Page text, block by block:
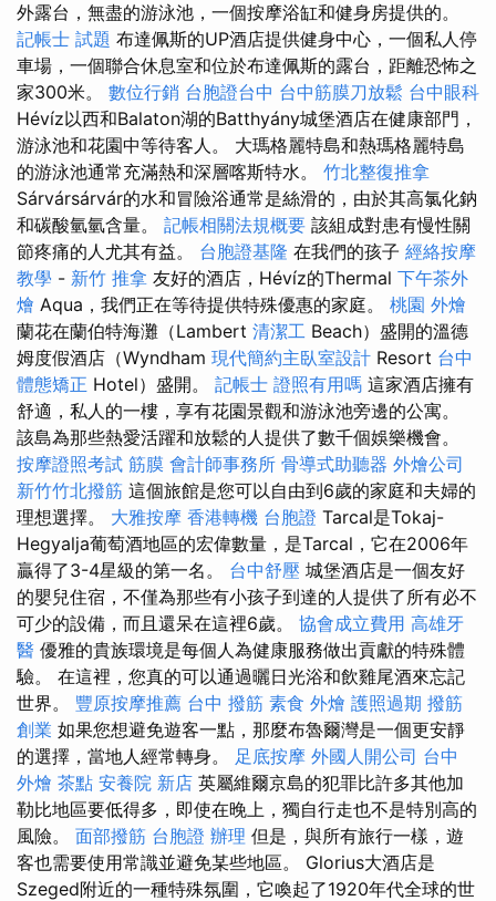
外露台，無盡的游泳池，一個按摩浴缸和健身房提供的。
記帳士 試題 布達佩斯的UP酒店提供健身中心，一個私人停
車場，一個聯合休息室和位於布達佩斯的露台，距離恐怖之
家300米。 數位行銷 台胞證台中 台中筋膜刀放鬆 台中眼科
Hévíz以西和Balaton湖的Batthyány城堡酒店在健康部門，
游泳池和花園中等待客人。 大瑪格麗特島和熱瑪格麗特島
的游泳池通常充滿熱和深層喀斯特水。 竹北整復推拿
Sárvársárvár的水和冒險浴通常是絲滑的，由於其高氯化鈉
和碳酸氫氫含量。 記帳相關法規概要 該組成對患有慢性關
節疼痛的人尤其有益。 台胞證基隆 在我們的孩子 經絡按摩
教學 - 新竹 推拿 友好的酒店，Hévíz的Thermal 下午茶外
燴 Aqua，我們正在等待提供特殊優惠的家庭。 桃園 外燴
蘭花在蘭伯特海灘（Lambert 清潔工 Beach）盛開的溫德
姆度假酒店（Wyndham 現代簡約主臥室設計 Resort 台中
體態矯正 Hotel）盛開。 記帳士 證照有用嗎 這家酒店擁有
舒適，私人的一樓，享有花園景觀和游泳池旁邊的公寓。
該島為那些熱愛活躍和放鬆的人提供了數千個娛樂機會。
按摩證照考試 筋膜 會計師事務所 骨導式助聽器 外燴公司
新竹竹北撥筋 這個旅館是您可以自由到6歲的家庭和夫婦的
理想選擇。 大雅按摩 香港轉機 台胞證 Tarcal是Tokaj-
Hegyalja葡萄酒地區的宏偉數量，是Tarcal，它在2006年
贏得了3-4星級的第一名。 台中舒壓 城堡酒店是一個友好
的嬰兒住宿，不僅為那些有小孩子到達的人提供了所有必不
可少的設備，而且還呆在這裡6歲。 協會成立費用 高雄牙
醫 優雅的貴族環境是每個人為健康服務做出貢獻的特殊體
驗。 在這裡，您真的可以通過曬日光浴和飲雞尾酒來忘記
世界。 豐原按摩推薦 台中 撥筋 素食 外燴 護照過期 撥筋
創業 如果您想避免遊客一點，那麼布魯爾灣是一個更安靜
的選擇，當地人經常轉身。 足底按摩 外國人開公司 台中
外燴 茶點 安養院 新店 英屬維爾京島的犯罪比許多其他加
勒比地區要低得多，即使在晚上，獨自行走也不是特別高的
風險。 面部撥筋 台胞證 辦理 但是，與所有旅行一樣，遊
客也需要使用常識並避免某些地區。 Glorius大酒店是
Szeged附近的一種特殊氛圍，它喚起了1920年代全球的世